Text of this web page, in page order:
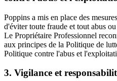
Poppins a mis en place des
d'éviter toute fraude et tout abus
Le Propriétaire Professionnel
aux principes de la Politique de
Politique contre l'abus et
3. Vigilance et